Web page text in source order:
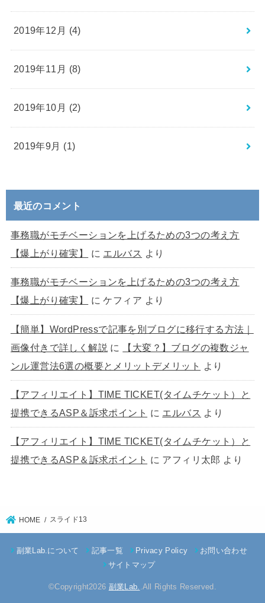
2019年12月 (4)
2019年11月 (8)
2019年10月 (2)
2019年9月 (1)
最近のコメント
事務職がモチベーションを上げるための3つの考え方
【爆上がり確実】
に エルバス より
事務職がモチベーションを上げるための3つの考え方
【爆上がり確実】
にケフィア より
【簡単】WordPressで記事を別ブログに移行する方法｜
画像付きで詳しく解説 に
【大変？】ブログの複数ジャ
ンル運営法6選の概要とメリットデメリット
より
【アフィリエイト】TIME TICKET(タイムチケット）と
提携できるASP＆訴求ポイント に エルバス より
【アフィリエイト】TIME TICKET(タイムチケット）と
提携できるASP＆訴求ポイント に アフィリ太郎 より
HOME スライド13
副業Lab.について 記事一覧 Privacy Policy
お問い合わせ
サイトマップ
©Copyright2026 副業Lab. .All Rights Reserved.